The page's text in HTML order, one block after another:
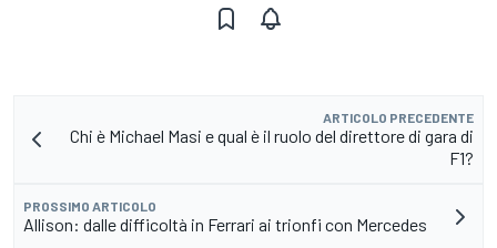
ARTICOLO PRECEDENTE
Chi è Michael Masi e qual è il ruolo del direttore di gara di
F1?
PROSSIMO ARTICOLO
Allison: dalle difficoltà in Ferrari ai trionfi con Mercedes